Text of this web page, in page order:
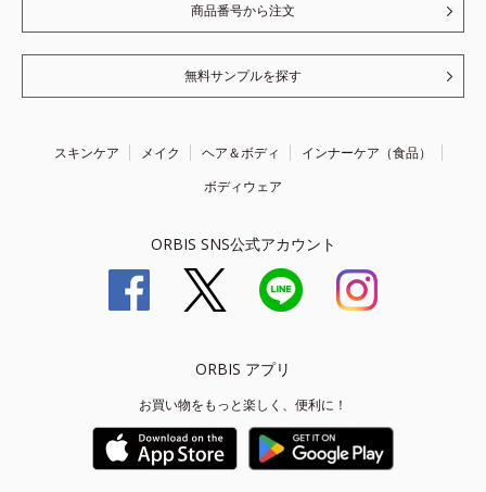
商品番号から注文
無料サンプルを探す
スキンケア メイク ヘア＆ボディ
インナーケア（食品）
ボディウェア
ORBIS SNS公式アカウント
ORBIS アプリ
お買い物をもっと楽しく、便利に！